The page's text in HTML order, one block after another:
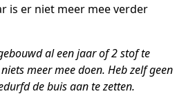
is er niet meer mee verder
al een jaar of 2 stof te
meer mee doen. Heb zelf geen
de buis aan te zetten.